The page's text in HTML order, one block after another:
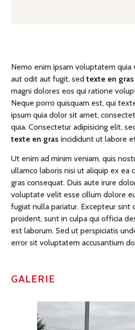
Nemo enim ipsam voluptatem
aut odit aut fugit, sedtexte en gras
magni dolores eos qui ratione
Neque porro quisquam est, qui
ipsum quia dolor sit amet,
quia. Consectetur adipisicing elit,
texte en gras incididunt ut labore
Ut enim ad minim veniam, quis
ullamco laboris nisi ut aliquip ex ea
gras consequat. Duis aute irure
voluptate velit esse cillum dolore
fugiat nulla pariatur. Excepteur sint
proident, sunt in culpa qui officia
est laborum. Sed ut perspiciatis
error sit voluptatem accusantium
GALERIE